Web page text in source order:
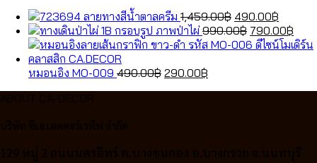
ลายทางสีน้ำตาลครีม 1,459.00฿ Original
price
was:
490.00฿
price
is:
กรอบรูป ภาพป่าไผ่ 990.00฿ Original
price
790.00฿
price
หมอนอิง MO-009 490.00฿ Original
290.00฿